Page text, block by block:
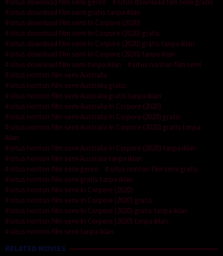
situs download film semi gratis tanpa iklan
situs download film semi In Corpore (2020)
situs download film semi In Corpore (2020) gratis
situs download film semi In Corpore (2020) gratis tanpa iklan
situs download film semi In Corpore (2020) tanpa iklan
situs download film semi tanpa iklan
situs nonton film semi
situs nonton film semi Australia
situs nonton film semi Australia gratis
situs nonton film semi Australia gratis tanpa iklan
situs nonton film semi Australia In Corpore (2020)
situs nonton film semi Australia In Corpore (2020) gratis
situs nonton film semi Australia In Corpore (2020) gratis tanpa
iklan
situs nonton film semi Australia In Corpore (2020) tanpa iklan
situs nonton film semi Australia tanpa iklan
situs nonton film semi genre
situs nonton film semi gratis
situs nonton film semi gratis tanpa iklan
situs nonton film semi In Corpore (2020)
situs nonton film semi In Corpore (2020) gratis
situs nonton film semi In Corpore (2020) gratis tanpa iklan
situs nonton film semi In Corpore (2020) tanpa iklan
situs nonton film semi tanpa iklan
RELATED MOVIES